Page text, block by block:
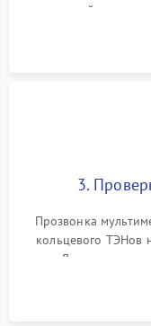
задней или
3.
Прозвонка
кольцевого ТЭНов
Диагностика